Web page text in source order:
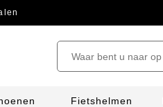
Fietshelmen